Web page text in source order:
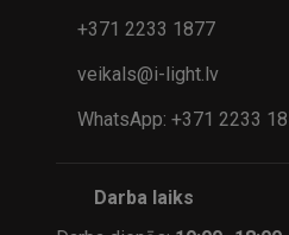
+371 2233 1877
veikals@i-light.lv
WhatsApp: +371 2233
Darba laiks